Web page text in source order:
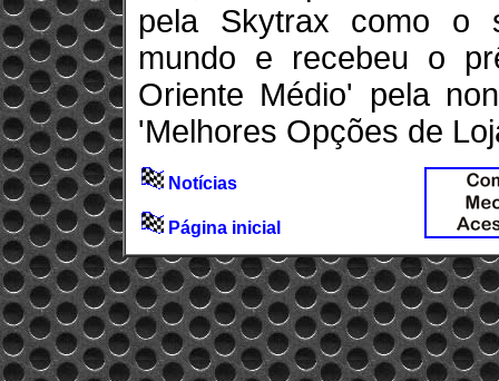
pela Skytrax como o
mundo e recebeu o
Oriente Médio' pela
'Melhores Opções de
Notícias
Página inicial